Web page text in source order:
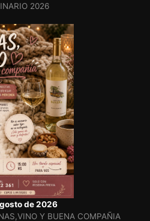
2026
de 2026
Y BUENA COMPAÑIA